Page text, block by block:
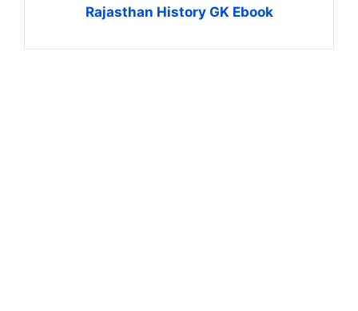
Rajasthan History GK Ebook